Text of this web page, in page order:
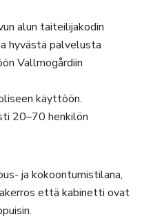
alun taiteilijakodin
hyvästä palvelusta
Vallmogårdiin
käyttöön.
20–70 henkilön
ja kokoontumistilana,
että kabinetti ovat